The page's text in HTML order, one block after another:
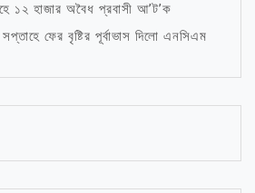
১২ হাজার অবৈধ প্রবাসী আ’ট’ক
ফের বৃষ্টির পূর্বাভাস দিলো এনসিএম